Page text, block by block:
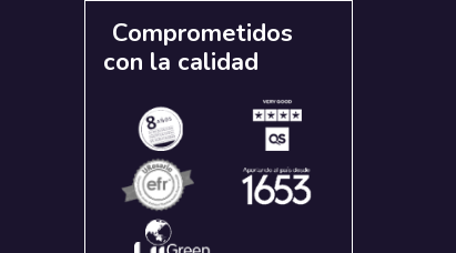
Comprometidos
con la calidad